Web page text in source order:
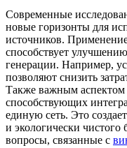
Современные
новые горизонты для
источников.
способствует
генерации. Например,
позволяют снизить
Также важным аспектом
способствующих
единую сеть. Это
и экологически чистого
вопросы, связанные с